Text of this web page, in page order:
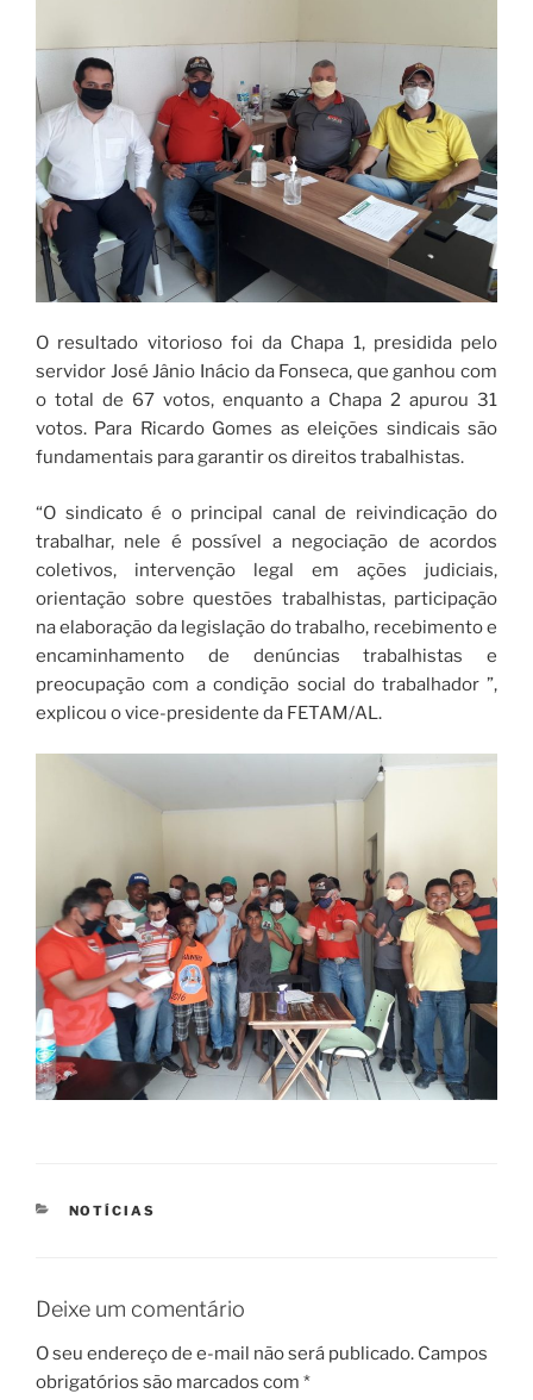
O resultado vitorioso foi da Chapa 1, presidida pelo
servidor José Jânio Inácio da Fonseca, que ganhou com
o total de 67 votos, enquanto a Chapa 2 apurou 31
votos. Para Ricardo Gomes as eleições sindicais são
fundamentais para garantir os direitos trabalhistas.
“O sindicato é o principal canal de reivindicação do
trabalhar, nele é possível a negociação de acordos
coletivos, intervenção legal em ações judiciais,
orientação sobre questões trabalhistas, participação
na elaboração da legislação do trabalho, recebimento e
encaminhamento de denúncias trabalhistas e
preocupação com a condição social do trabalhador ”,
explicou o vice-presidente da FETAM/AL.
CATEGORIAS
NOTÍCIAS
Deixe um comentário
O seu endereço de e-mail não será publicado. Campos
obrigatórios são marcados com *